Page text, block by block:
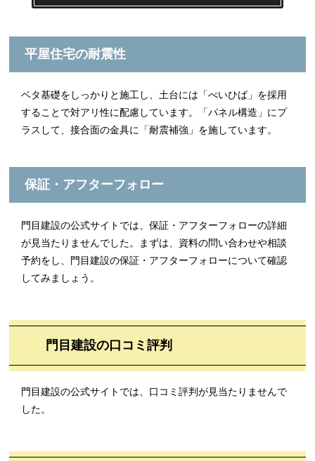
平屋住宅の耐震性
ベタ基礎をしっかりと施工し、土台には「べいひば」を採用
することで対アリ性に配慮しています。「パネル構造」にプ
ラスして、接合面の金具に「耐震補強」を施しています。
保証・アフターフォロー
門目建設の公式サイトでは、保証・アフターフォローの詳細
が見当たりませんでした。まずは、資料の問い合わせや相談
予約をし、門目建設の保証・アフターフォローについて確認
してみましょう。
門目建設の口コミ評判
門目建設の公式サイトでは、口コミ評判が見当たりませんで
した。